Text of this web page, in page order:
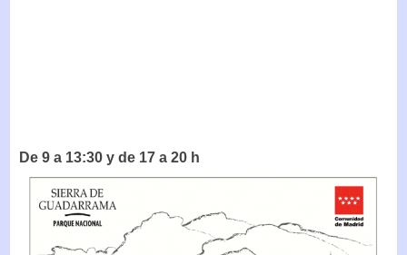
De 9 a 13:30 y de 17 a 20 h